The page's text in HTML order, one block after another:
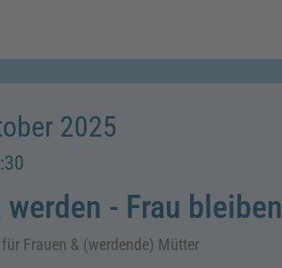
2025
werden - Frau bleiben
Frauen & (werdende) Mütter